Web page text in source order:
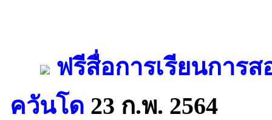
ฟรีสื่อการเรียนการ
ควันโด 23 ก.พ. 2564